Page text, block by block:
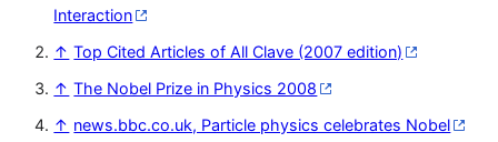
Interaction
↑ Top Cited Articles of All Clave (2007 edition)
↑ The Nobel Prize in Physics 2008
↑ news.bbc.co.uk, Particle physics celebrates Nobel